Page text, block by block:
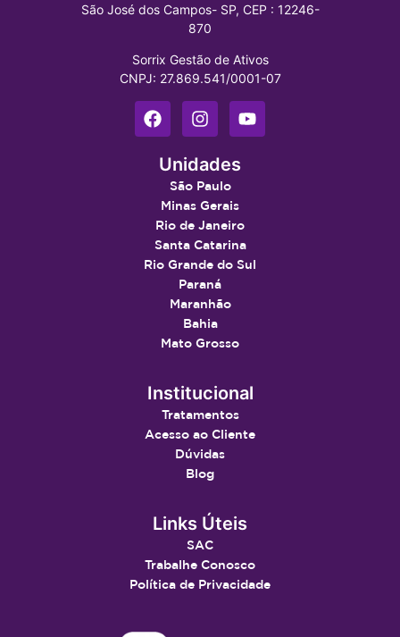
São José dos Campos- SP, CEP : 12246-
870
Sorrix Gestão de Ativos
CNPJ: 27.869.541/0001-07
Unidades
São Paulo
Minas Gerais
Rio de Janeiro
Santa Catarina
Rio Grande do Sul
Paraná
Maranhão
Bahia
Mato Grosso
Institucional
Tratamentos
Acesso ao Cliente
Dúvidas
Blog
Links Úteis
SAC
Trabalhe Conosco
Política de Privacidade